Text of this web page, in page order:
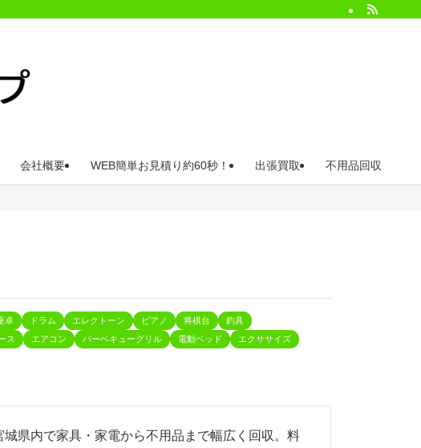
会社概要 WEB簡単お見積り約60秒！ 出張買取 不用品回収
卓 ドラム エレクトーン ピアノ 将棋台
釣具
ス エアコン バーベキューグリル 電動ベッド
エクササイズ
県内で家具・家電から不用品まで幅広く回収。料